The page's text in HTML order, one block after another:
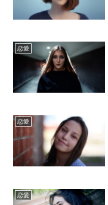
恋愛
恋愛
恋愛